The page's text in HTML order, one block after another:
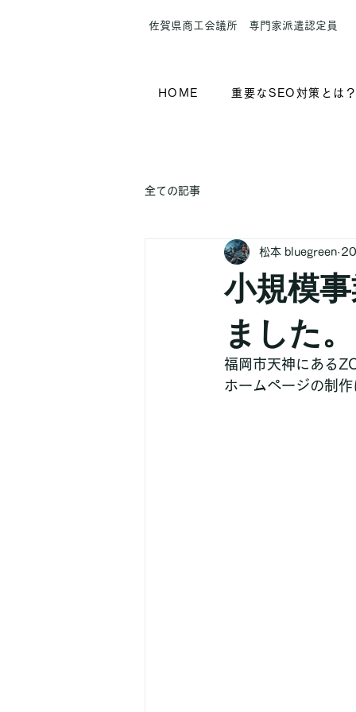
​佐賀県商工会議所 専門家派遣認定員
HOME 重要なSEO対策とは
全ての記事
小規模
ました。
松本 bluegreen
福岡市天神にある
ホームページの制